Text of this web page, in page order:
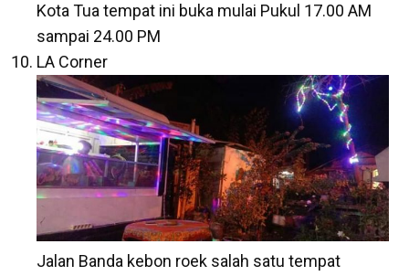
Kota Tua tempat ini buka mulai Pukul 17.00 AM
sampai 24.00 PM
LA Corner
Jalan Banda kebon roek salah satu tempat